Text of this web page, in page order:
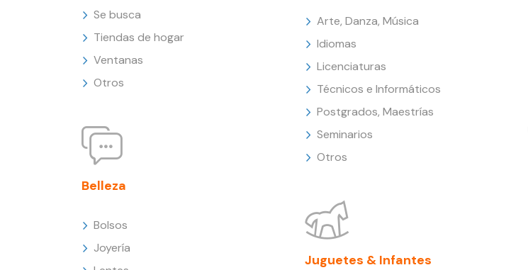
Se busca
Tiendas de hogar
Ventanas
Otros
Belleza
Bolsos
Joyería
Arte, Danza, Música
Idiomas
Licenciaturas
Técnicos e Informáticos
Postgrados, Maestrías
Seminarios
Otros
Juguetes & Infantes